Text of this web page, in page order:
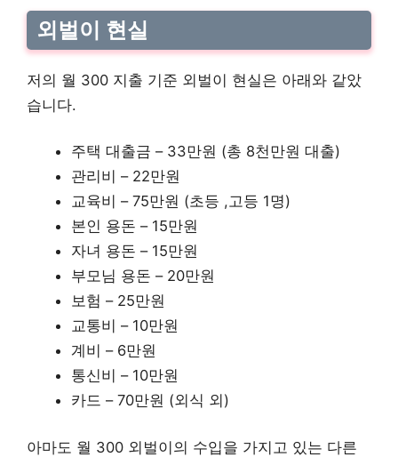
외벌이 현실
저의 월 300 지출 기준 외벌이 현실은 아래와 같았
습니다.
주택 대출금 – 33만원 (총 8천만원 대출)
관리비 – 22만원
교육비 – 75만원 (초등 ,고등 1명)
본인 용돈 – 15만원
자녀 용돈 – 15만원
부모님 용돈 – 20만원
보험 – 25만원
교통비 – 10만원
계비 – 6만원
통신비 – 10만원
카드 – 70만원 (외식 외)
아마도 월 300 외벌이의 수입을 가지고 있는 다른